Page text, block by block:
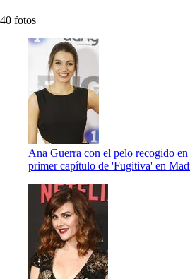
40 fotos
Ana Guerra con el pelo recogido
primer capítulo de 'Fugitiva' en